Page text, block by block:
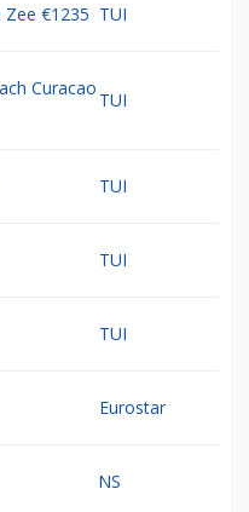
Zee €1235 TUI
Curacao
TUI
TUI
TUI
TUI
Eurostar
NS